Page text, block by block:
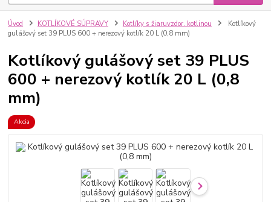
Úvod KOTLÍKOVÉ SÚPRAVY Kotlíky s žiaruvzdor. kotlinou
Kotlíkový
gulášový set 39 PLUS 600 + nerezový kotlík 20 L (0,8 mm)
Kotlíkový gulášový set 39 PLUS
600 + nerezový kotlík 20 L (0,8
mm)
Akcia